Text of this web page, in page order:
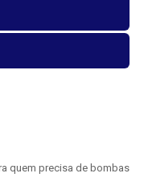
quem precisa de bombas